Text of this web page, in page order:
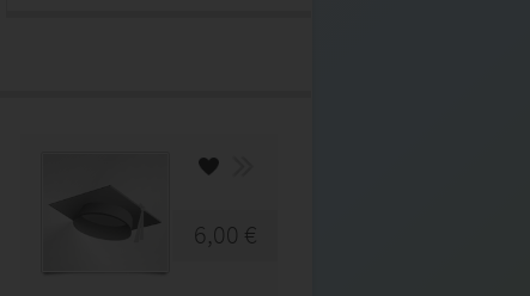
6,00 €